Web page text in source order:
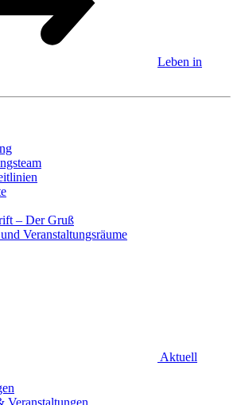
Leben in
– Der Gruß
Veranstaltungsräume
Aktuell
Veranstaltungen